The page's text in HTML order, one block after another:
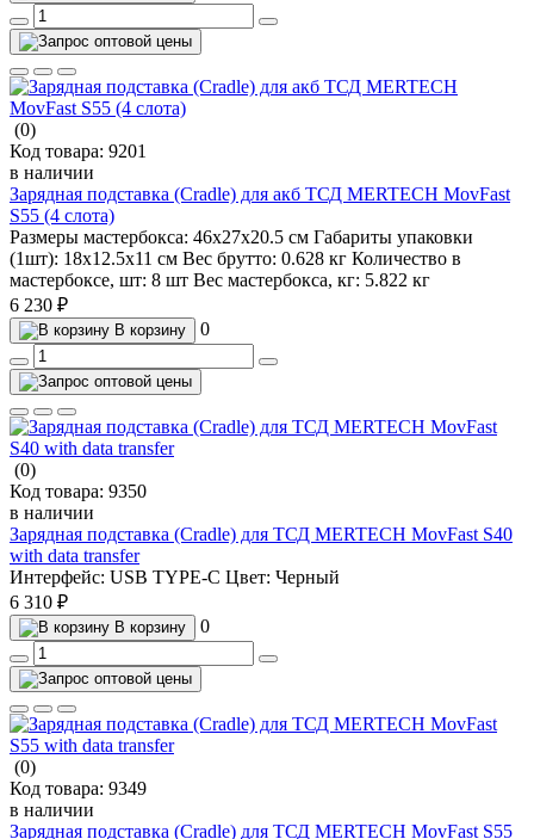
(0)
Код товара: 9201
в наличии
Зарядная подставка (Cradle) для акб ТСД MERTECH MovFast
S55 (4 слота)
Размеры мастербокса: 46х27х20.5 см Габариты упаковки
(1шт): 18х12.5х11 см Вес брутто: 0.628 кг Количество в
мастербоксе, шт: 8 шт Вес мастербокса, кг: 5.822 кг
6 230 ₽
В корзину 0
(0)
Код товара: 9350
в наличии
Зарядная подставка (Cradle) для ТСД MERTECH MovFast S40
with data transfer
Интерфейс: USB TYPE-C Цвет: Черный
6 310 ₽
В корзину 0
(0)
Код товара: 9349
в наличии
Зарядная подставка (Cradle) для ТСД MERTECH MovFast S55